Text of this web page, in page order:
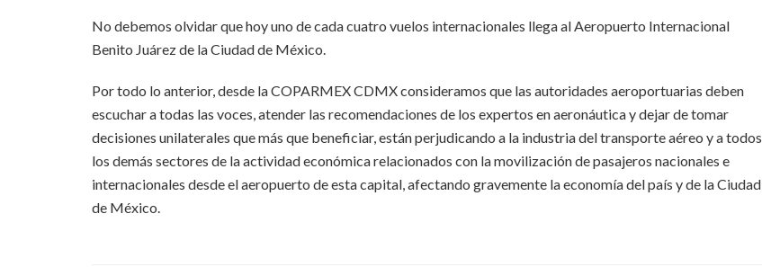
No debemos olvidar que hoy uno de cada cuatro vuelos internacionales llega al Aeropuerto Internacional
Benito Juárez de la Ciudad de México.
Por todo lo anterior, desde la COPARMEX CDMX consideramos que las autoridades aeroportuarias deben
escuchar a todas las voces, atender las recomendaciones de los expertos en aeronáutica y dejar de tomar
decisiones unilaterales que más que beneficiar, están perjudicando a la industria del transporte aéreo y a todos
los demás sectores de la actividad económica relacionados con la movilización de pasajeros nacionales e
internacionales desde el aeropuerto de esta capital, afectando gravemente la economía del país y de la Ciudad
de México.